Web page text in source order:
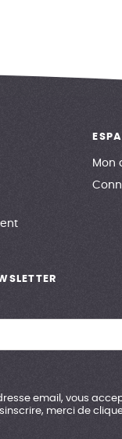
Mon
email, vous
merci de